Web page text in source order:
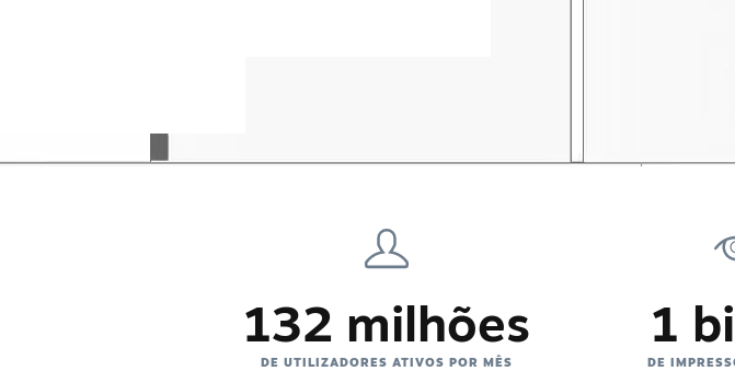
132 milhões
DE UTILIZADORES ATIVOS POR MÊS
1
DE